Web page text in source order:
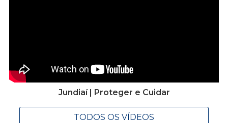
Jundiaí | Proteger e Cuidar
TODOS OS VÍDEOS